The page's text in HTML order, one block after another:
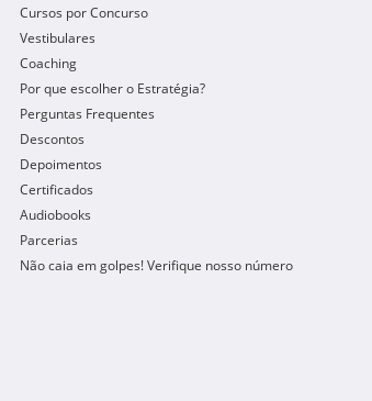
Cursos por Concurso
Vestibulares
Coaching
Por que escolher o Estratégia?
Perguntas Frequentes
Descontos
Depoimentos
Certificados
Audiobooks
Parcerias
Não caia em golpes! Verifique nosso número